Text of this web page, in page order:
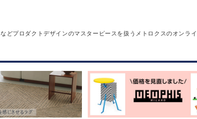
どプロダクトデザインのマスターピースを扱うメトロクスのオンラ